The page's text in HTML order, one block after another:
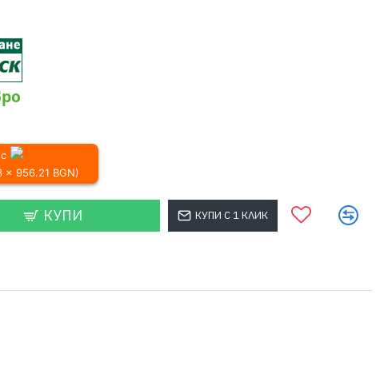
КУПИ КУПИ С 1 КЛИК
x 956.21 BGN)